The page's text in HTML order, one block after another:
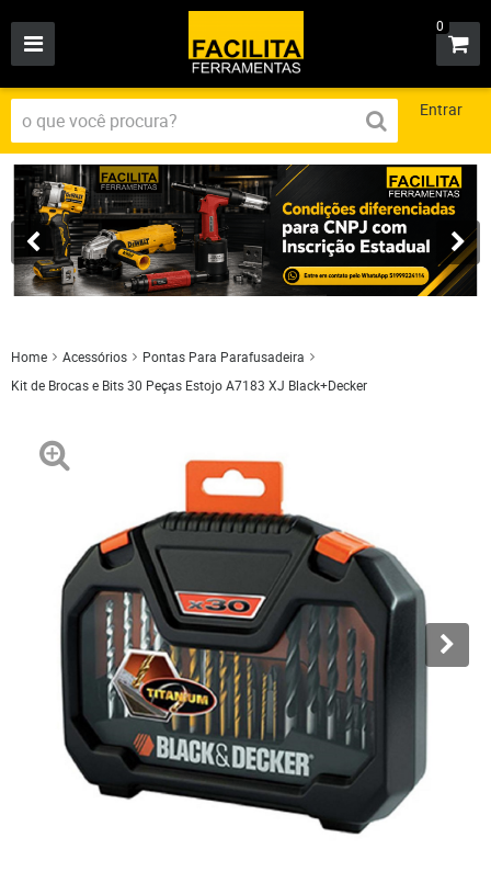
0
Entrar
Home Acessórios
Pontas Para Parafusadeira
Kit de Brocas e Bits 30 Peças Estojo A7183 XJ Black+Decker